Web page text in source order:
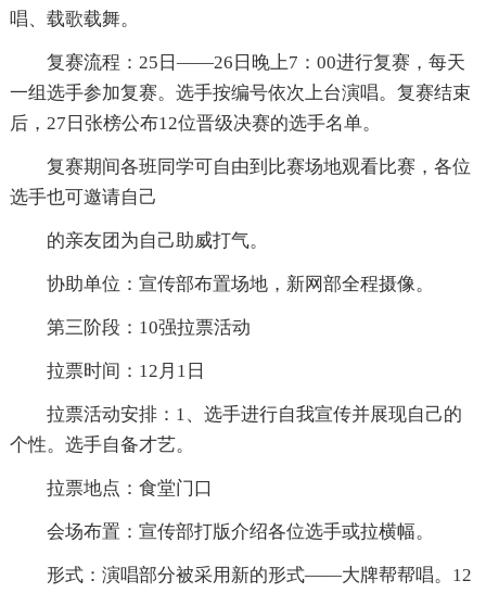
唱、载歌载舞。
复赛流程：25日——26日晚上7：00进行复赛，每天
一组选手参加复赛。选手按编号依次上台演唱。复赛结束
后，27日张榜公布12位晋级决赛的选手名单。
复赛期间各班同学可自由到比赛场地观看比赛，各位
选手也可邀请自己
的亲友团为自己助威打气。
协助单位：宣传部布置场地，新网部全程摄像。
第三阶段：10强拉票活动
拉票时间：12月1日
拉票活动安排：1、选手进行自我宣传并展现自己的
个性。选手自备才艺。
拉票地点：食堂门口
会场布置：宣传部打版介绍各位选手或拉横幅。
形式：演唱部分被采用新的形式——大牌帮帮唱。12